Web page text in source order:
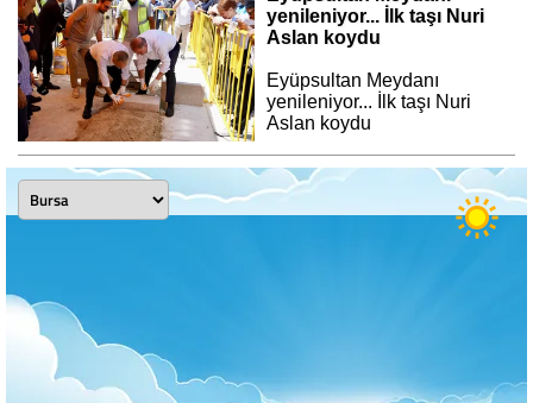
yenileniyor... İlk taşı Nuri
Aslan koydu
Eyüpsultan Meydanı
yenileniyor... İlk taşı Nuri
Aslan koydu